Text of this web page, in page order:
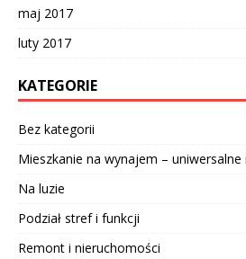
maj 2017
luty 2017
KATEGORIE
Bez kategorii
Mieszkanie na wynajem – uniwersalne
Na luzie
Podział stref i funkcji
Remont i nieruchomości